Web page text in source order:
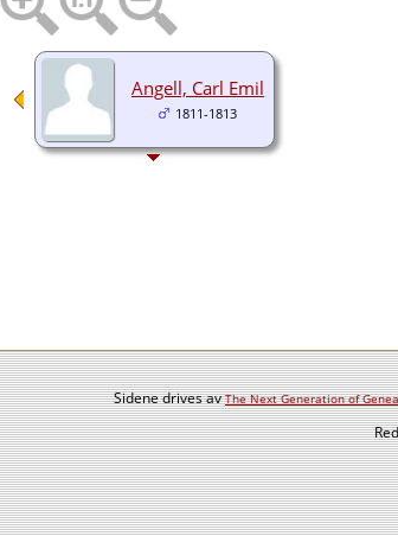
Angell, Carl Emil
1811-1813
Sidene drives avThe Next Generation of